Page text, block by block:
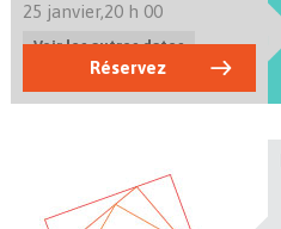
25 janvier,20 h 00
Voir les autres dates
Réservez